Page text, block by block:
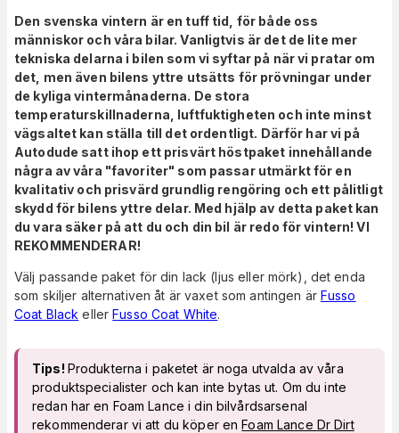
Den svenska vintern är en tuff tid, för både oss
människor och våra bilar. Vanligtvis är det de lite mer
tekniska delarna i bilen som vi syftar på när vi pratar om
det, men även bilens yttre utsätts för prövningar under
de kyliga vintermånaderna. De stora
temperaturskillnaderna, luftfuktigheten och inte minst
vägsaltet kan ställa till det ordentligt. Därför har vi på
Autodude satt ihop ett prisvärt höstpaket innehållande
några av våra "favoriter" som passar utmärkt för en
kvalitativ och prisvärd grundlig rengöring och ett pålitligt
skydd för bilens yttre delar. Med hjälp av detta paket kan
du vara säker på att du och din bil är redo för vintern! VI
REKOMMENDERAR!
Välj passande paket för din lack (ljus eller mörk), det enda
som skiljer alternativen åt är vaxet som antingen är Fusso
Coat Black ellerFusso Coat White.
Tips! Produkterna i paketet är noga utvalda av våra
produktspecialister och kan inte bytas ut. Om du inte
redan har en Foam Lance i din bilvårdsarsenal
rekommenderar vi att du köper enFoam Lance Dr Dirt